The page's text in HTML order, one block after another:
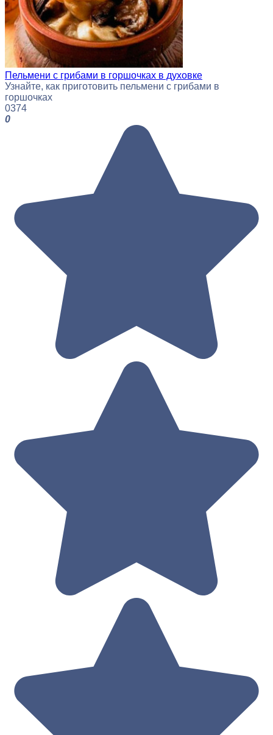
Пельмени с грибами в горшочках в духовке
Узнайте, как приготовить пельмени с грибами в
горшочках
0374
0